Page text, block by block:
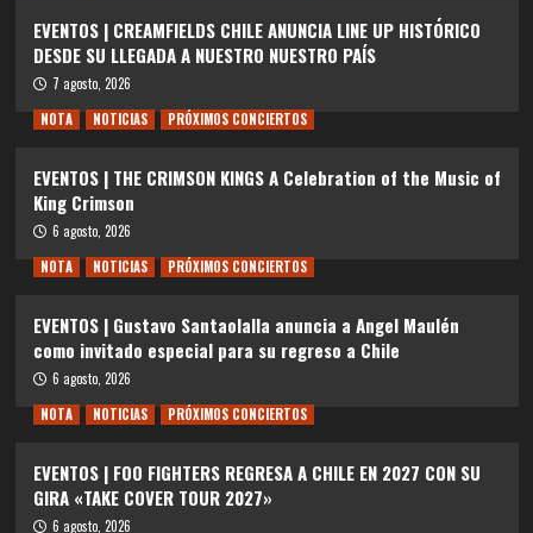
EVENTOS | CREAMFIELDS CHILE ANUNCIA LINE UP HISTÓRICO
DESDE SU LLEGADA A NUESTRO NUESTRO PAÍS
7 agosto, 2026
NOTA
NOTICIAS PRÓXIMOS CONCIERTOS
EVENTOS | THE CRIMSON KINGS A Celebration of the Music of
King Crimson
6 agosto, 2026
NOTA
NOTICIAS PRÓXIMOS CONCIERTOS
EVENTOS | Gustavo Santaolalla anuncia a Angel Maulén
como invitado especial para su regreso a Chile
6 agosto, 2026
NOTA
NOTICIAS PRÓXIMOS CONCIERTOS
EVENTOS | FOO FIGHTERS REGRESA A CHILE EN 2027 CON SU
GIRA «TAKE COVER TOUR 2027»
6 agosto, 2026